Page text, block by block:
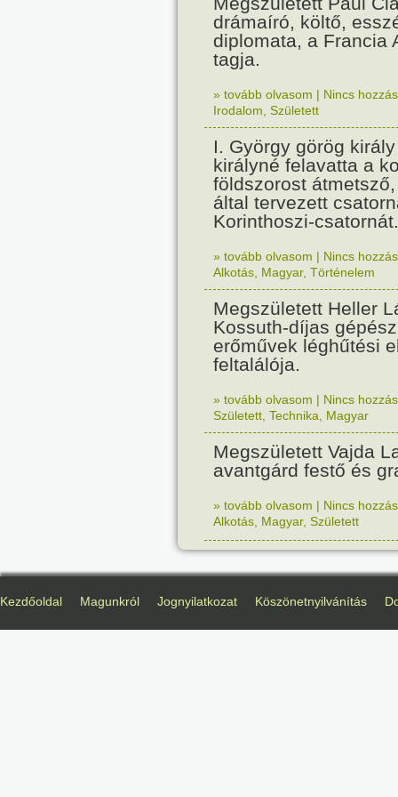
drámaíró, költő,
diplomata, a Francia
tagja.
» tovább olvasom | Nincs
Irodalom Született
I. György görög
királyné felavatta a
földszorost
által tervezett
Korinthoszi-csatornát.
» tovább olvasom | Nincs
Alkotás Magyar, Történelem
Megszületett Heller
Kossuth-díjas
erőművek léghűtési
feltalálója.
» tovább olvasom | Nincs
Született Technika Magyar
Megszületett Vajda
avantgárd festő és
» tovább olvasom | Nincs
Alkotás Magyar, Született
Kezdőoldal Magunkról Jognyilatkozat Köszönetnyilvánítás